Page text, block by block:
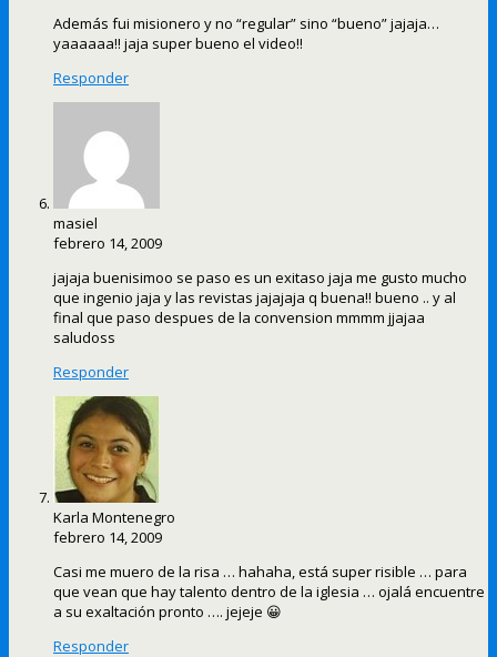
Además fui misionero y no “regular” sino “bueno” jajaja…
yaaaaaa!! jaja super bueno el video!!
Responder
masiel
febrero 14, 2009
jajaja buenisimoo se paso es un exitaso jaja me gusto mucho
que ingenio jaja y las revistas jajajaja q buena!! bueno .. y al
final que paso despues de la convension mmmm jjajaa
saludoss
Responder
Karla Montenegro
febrero 14, 2009
Casi me muero de la risa … hahaha, está super risible … para
que vean que hay talento dentro de la iglesia … ojalá encuentre
a su exaltación pronto …. jejeje 😀
Responder